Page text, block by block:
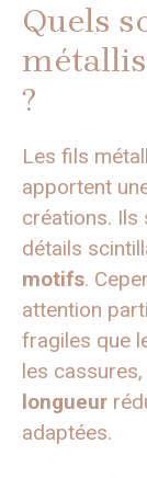
Quels
?
Les fils
apportent
créations.
détails
motifs.
attention
fragiles que
les
longueur
adaptées.